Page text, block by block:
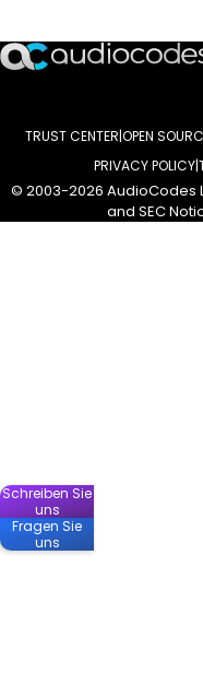
TRUST CENTER OPEN
PRIVACY POLICY
© 2003-2026 AudioCodes
and SEC
Schreiben Sie
uns
Fragen Sie
uns